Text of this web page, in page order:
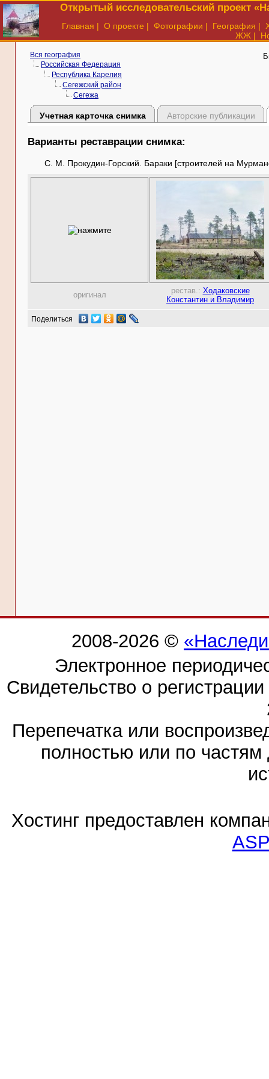
Открытый исследовательский проект
Главная | О проекте | Фотографии | География |
ЖЖ |
Вся география
Российская Федерация
Республика Карелия
Сегежский район
Сегежа
Учетная карточка снимка Авторские публикации
Варианты реставрации снимка:
С. М. Прокудин-Горский. Бараки [строителей на
оригинал рестав.: Ходаковские
Константин и Владимир
Поделиться
2008-2026 ©
Электронное
Свидетельство о
Перепечатка или
полностью или по частям
Хостинг предоставлен